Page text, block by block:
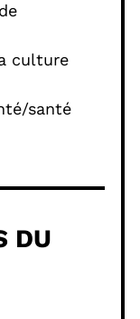
culture
santé
DU